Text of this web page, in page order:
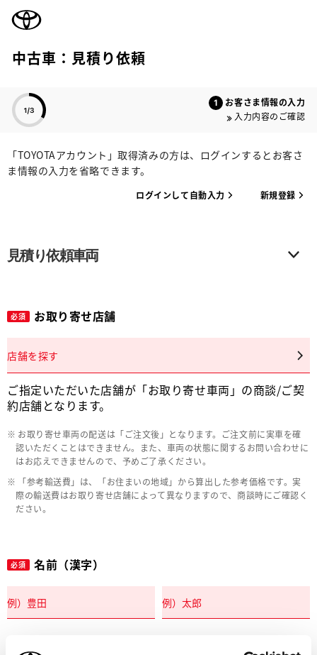
中古車：見積り依頼
お客さま情報の入力
入力内容のご確認
「TOYOTAアカウント」取得済みの方は、ログインするとお客さ
ま情報の入力を省略できます。
ログインして自動入力 新規登録
見積り依頼車両
必須 お取り寄せ店舗
店舗を探す
ご指定いただいた店舗が「お取り寄せ車両」の商談/ご契
約店舗となります。
お取り寄せ車両の配送は「ご注文後」となります。ご注文前に実車を確
認いただくことはできません。また、車両の状態に関するお問い合わせに
はお応えできませんので、予めご了承ください。
「参考輸送費」は、「お住まいの地域」から算出した参考価格です。実
際の輸送費はお取り寄せ店舗によって異なりますので、商談時にご確認く
ださい。
必須 名前（漢字）